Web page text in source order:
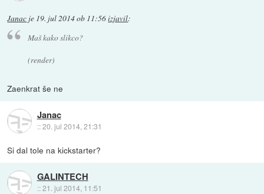
Janac je 19. jul 2014 ob 11:56izjavil:
Maš kako slikco?
(render)
Zaenkrat še ne
Janac
::20. jul 2014, 21:31
Si dal tole na kickstarter?
GALINTECH
::21. jul 2014, 11:51